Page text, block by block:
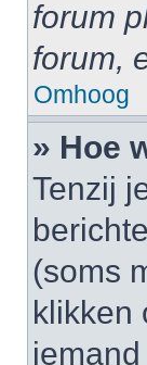
forum
forum,
Omhoog
» Hoe
Tenzij
(soms
klikken